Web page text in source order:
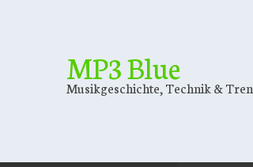
MP3 Blue
Musikgeschichte, Technik &